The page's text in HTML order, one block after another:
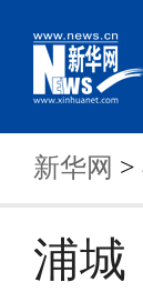
新华网 >
浦城